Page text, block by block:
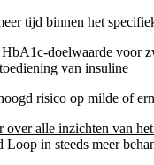
tijd binnen het
doelwaarde voor
van insuline
risico op milde of
over alle inzichten van
Loop in steeds meer